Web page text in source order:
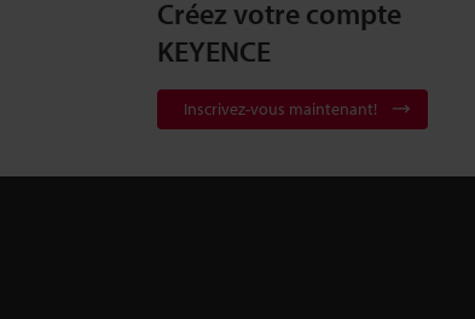
Créez votre compte
KEYENCE
Inscrivez-vous maintenant!